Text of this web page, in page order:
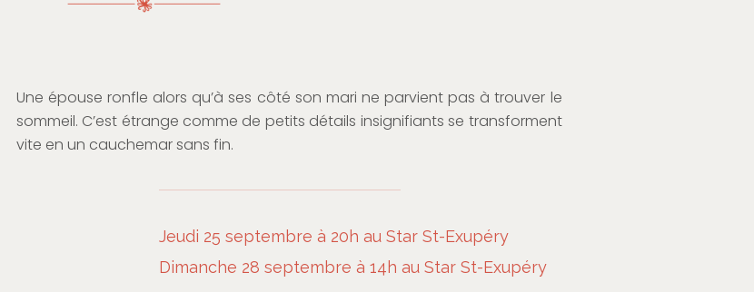
Une épouse ronfle alors qu’à ses côté son mari ne parvient pas à trouver le
sommeil. C’est étrange comme de petits détails insignifiants se transforment
vite en un cauchemar sans fin.
Jeudi 25 septembre à 20h au Star St-Exupéry
Dimanche 28 septembre à 14h au Star St-Exupéry